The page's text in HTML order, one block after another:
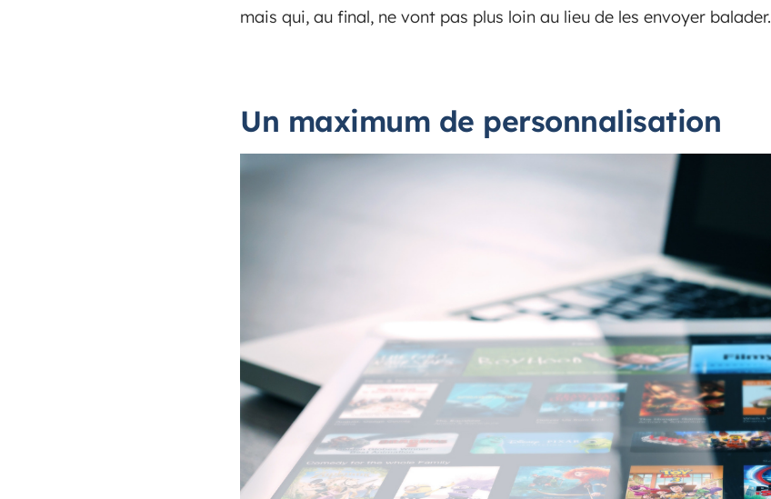
mais qui, au final, ne vont pas plus loin au lieu de les envoyer balader.
Un maximum de personnalisation